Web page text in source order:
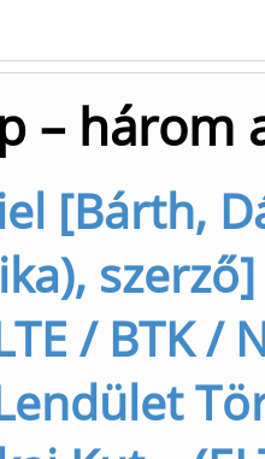
– három
[Bárth,
/ BTK /